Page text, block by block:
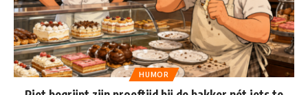
HUMOR